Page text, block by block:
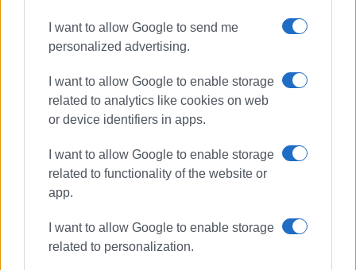
I want to allow Google to send me
personalized advertising.
I want to allow Google to enable storage
related to analytics like cookies on web
or device identifiers in apps.
I want to allow Google to enable storage
related to functionality of the website or
app.
I want to allow Google to enable storage
related to personalization.
Συνδρομητές στο e-paper